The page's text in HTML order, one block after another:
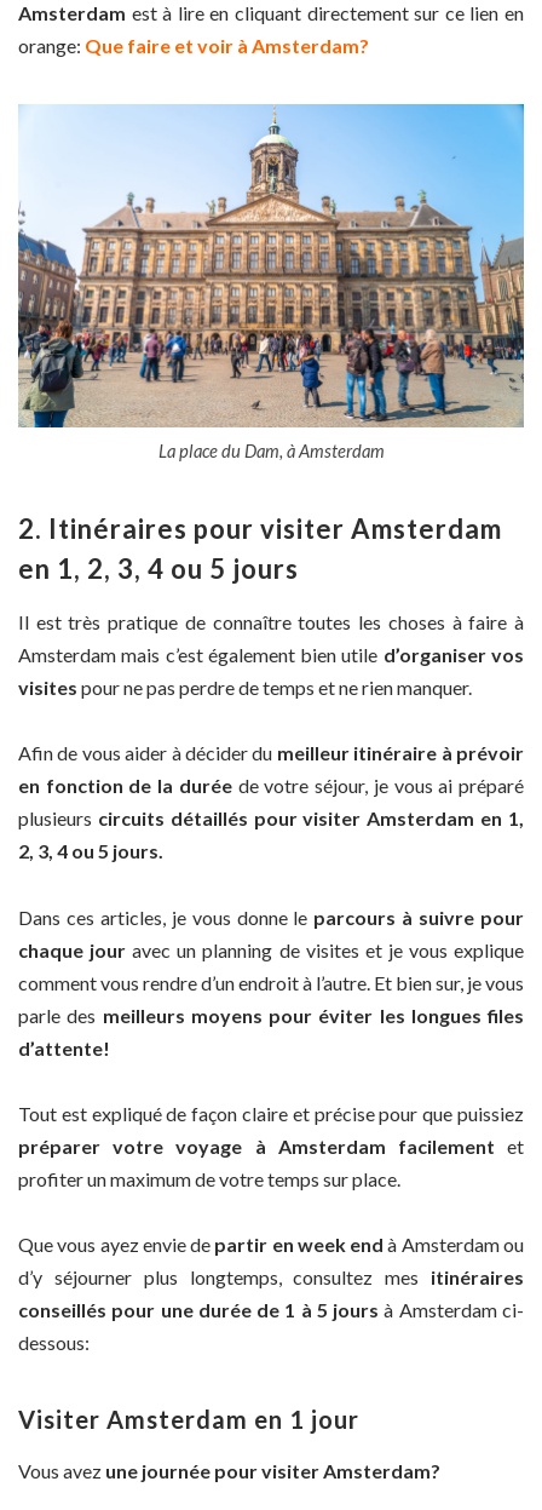
Amsterdam est à lire en cliquant directement sur ce lien en
orange: Que faire et voir à Amsterdam?
La place du Dam, à Amsterdam
2. Itinéraires pour visiter Amsterdam
en 1, 2, 3, 4 ou 5 jours
Il est très pratique de connaître toutes les choses à faire à
Amsterdam mais c’est également bien utile d’organiser vos
visites pour ne pas perdre de temps et ne rien manquer.
Afin de vous aider à décider du meilleur itinéraire à prévoir
en fonction de la duréede votre séjour, je vous ai préparé
plusieurs circuits détaillés pour visiter Amsterdam en 1,
2, 3, 4 ou 5 jours.
Dans ces articles, je vous donne le parcours à suivre pour
chaque jour avec un planning de visites et je vous explique
comment vous rendre d’un endroit à l’autre. Et bien sur, je vous
parle des meilleurs moyens pour éviter les longues files
d’attente!
Tout est expliqué de façon claire et précise pour que puissiez
préparer votre voyage à Amsterdam facilement et
profiter un maximum de votre temps sur place.
Que vous ayez envie de partir en week end à Amsterdam ou
d’y séjourner plus longtemps, consultez mes itinéraires
conseillés pour une durée de 1 à 5 jours à Amsterdam ci-
dessous:
Visiter Amsterdam en 1 jour
Vous avez une journée pour visiter Amsterdam?